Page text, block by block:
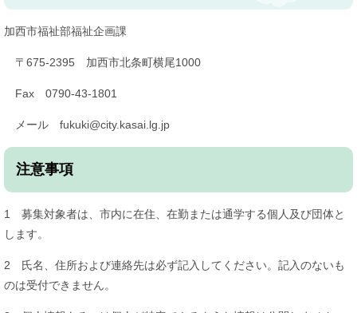
加西市福祉部福祉企画課
〒675-2395 加西市北条町横尾1000
Fax 0790-43-1801
メール fukuki@city.kasai.lg.jp
注意事項
1 募集対象者は、市内に在住、在勤または通学する個人及び団体と
します。
2 氏名、住所および連絡先は必ず記入してください。記入のないも
のは受付できません。